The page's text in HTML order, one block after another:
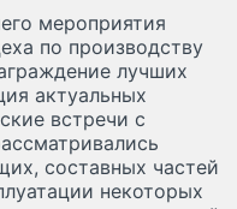
мероприятия
по производству
лучших
актуальных
встречи с
составных частей
некоторых